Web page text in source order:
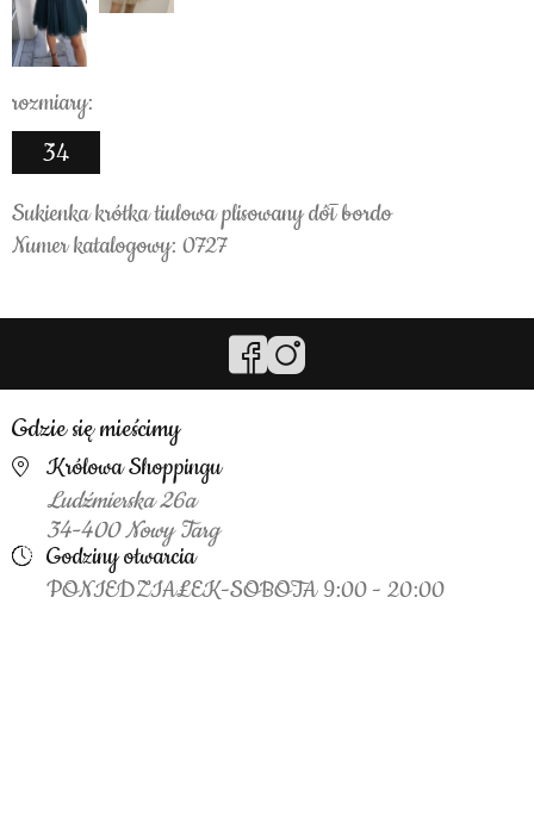
rozmiary:
34
Sukienka krótka tiulowa plisowany dół bordo
Numer katalogowy: 0727
Gdzie się mieścimy
Królowa Shoppingu
Ludźmierska 26a
34-400 Nowy Targ
Godziny otwarcia
PONIEDZIAŁEK-SOBOTA 9:00 - 20:00